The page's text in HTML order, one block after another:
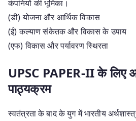
कंपनियों की भूमिका।
(डी) योजना और आर्थिक विकास
(ई) कल्याण संकेतक और विकास के उपाय
(एफ) विकास और पर्यावरण स्थिरता
UPSC PAPER-II के लिए
पाठ्यक्रम
स्वतंत्रता के बाद के युग में भारतीय